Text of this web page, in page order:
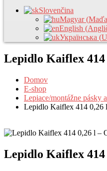
Slovenčina
Magyar (
English (
Українська (
Lepidlo Kaiflex 414
Domov
E-shop
Lepiace/montážne pásky
Lepidlo Kaiflex 414 0,26 l
Lepidlo Kaiflex 414